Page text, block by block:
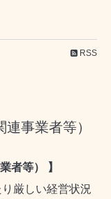
RSS
事業者等）
者等） 】
厳しい経営状況